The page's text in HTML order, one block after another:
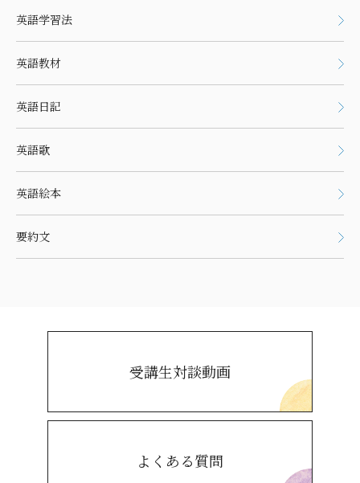
英語学習法
英語教材
英語日記
英語歌
英語絵本
要約文
受講生対談動画
よくある質問